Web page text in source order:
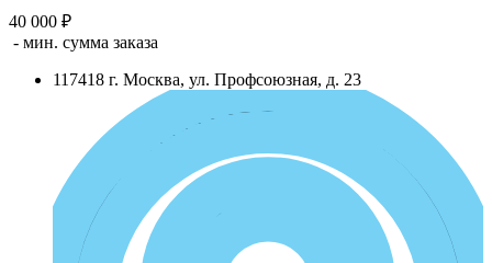
40 000 ₽
- мин. сумма заказа
117418 г. Москва, ул. Профсоюзная, д. 23